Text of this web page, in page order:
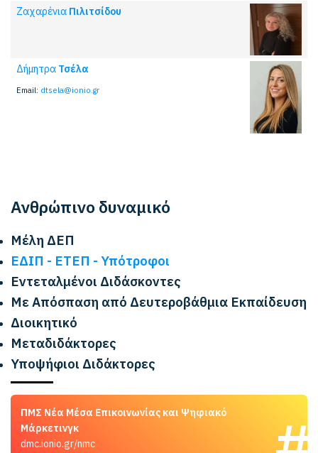
Ζαχαρένια Πιλιτσίδου
Δήμητρα Τσέλα
Email: dtsela@ionio.gr
Ανθρώπινο δυναμικό
Μέλη ΔΕΠ
ΕΔΙΠ - ΕΤΕΠ - Υπότροφοι
Εντεταλμένοι Διδάσκοντες
Με Απόσπαση από Δευτεροβάθμια Εκπαίδευση
Διοικητικό
Μεταδιδάκτορες
Υποψήφιοι Διδάκτορες
ΠΜΣ Νέα Μέσα Επικοινωνίας και Ψηφιακό
Μάρκετινγκ
dmc.ionio.gr/nmc